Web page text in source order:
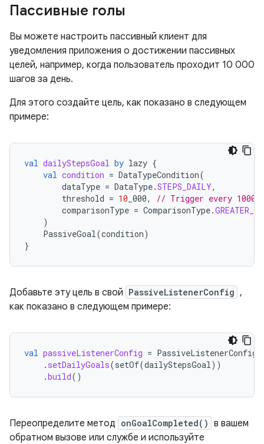
Пассивные голы
Вы можете настроить пассивный клиент для
уведомления приложения о достижении пассивных
целей, например, когда пользователь проходит 10 000
шагов за день.
Для этого создайте цель, как показано в следующем
примере:
val dailyStepsGoal by lazy {
val condition = DataTypeCondition(
dataType = DataType.STEPS_DAILY,
threshold = 10 _000,
// Trigger every 10000
comparisonType = ComparisonType.
)
PassiveGoal(condition)
}
Добавьте эту цель в свой PassiveListenerConfig ,
как показано в следующем примере:
val passiveListenerConfig = PassiveListenerConfig
. setDailyGoals(setOf(dailyStepsGoal))
.build()
Переопределите метод onGoalCompleted() в вашем
обратном вызове или службе и используйте